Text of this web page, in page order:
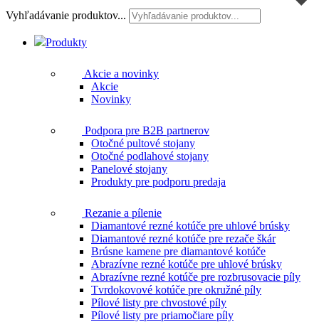
Vyhľadávanie produktov...
Produkty
Akcie a novinky
Akcie
Novinky
Podpora pre B2B partnerov
Otočné pultové stojany
Otočné podlahové stojany
Panelové stojany
Produkty pre podporu predaja
Rezanie a pílenie
Diamantové rezné kotúče pre uhlové brúsky
Diamantové rezné kotúče pre rezače škár
Brúsne kamene pre diamantové kotúče
Abrazívne rezné kotúče pre uhlové brúsky
Abrazívne rezné kotúče pre rozbrusovacie píly
Tvrdokovové kotúče pre okružné píly
Pílové listy pre chvostové píly
Pílové listy pre priamočiare píly